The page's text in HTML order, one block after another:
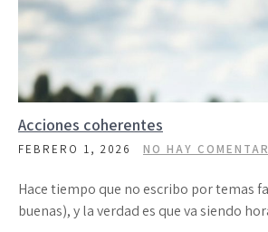
Acciones coherentes
FEBRERO 1, 2026 NO HAY
Hace tiempo que no escribo por temas
buenas), y la verdad es que va siendo